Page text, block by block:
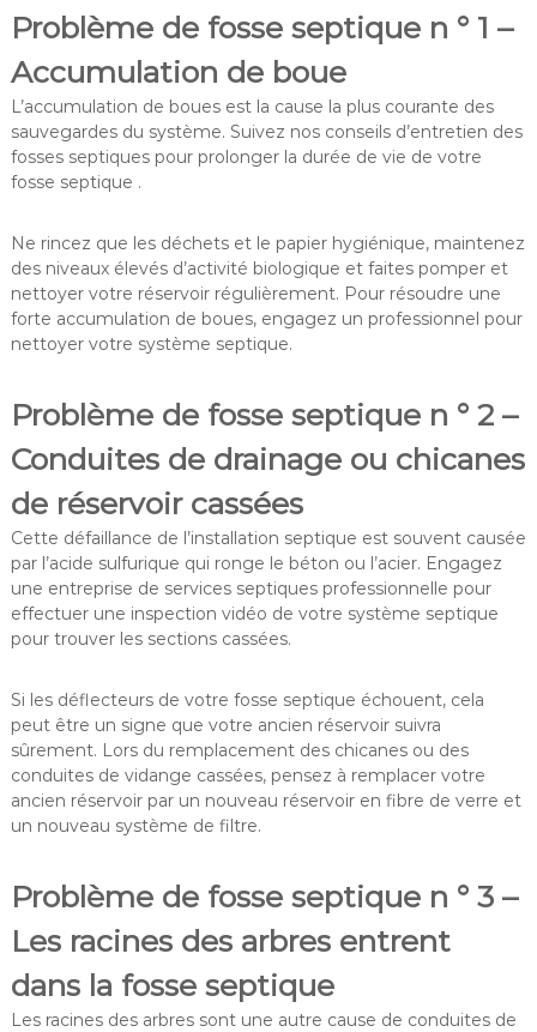
Problème de fosse septique n ° 1 –
Accumulation de boue
L’accumulation de boues est la cause la plus courante des
sauvegardes du système. Suivez nos conseils d’entretien des
fosses septiques pour prolonger la durée de vie de votre
fosse septique .
Ne rincez que les déchets et le papier hygiénique, maintenez
des niveaux élevés d’activité biologique et faites pomper et
nettoyer votre réservoir régulièrement. Pour résoudre une
forte accumulation de boues, engagez un professionnel pour
nettoyer votre système septique.
Problème de fosse septique n ° 2 –
Conduites de drainage ou chicanes
de réservoir cassées
Cette défaillance de l’installation septique est souvent causée
par l’acide sulfurique qui ronge le béton ou l’acier. Engagez
une entreprise de services septiques professionnelle pour
effectuer une inspection vidéo de votre système septique
pour trouver les sections cassées.
Si les déflecteurs de votre fosse septique échouent, cela
peut être un signe que votre ancien réservoir suivra
sûrement. Lors du remplacement des chicanes ou des
conduites de vidange cassées, pensez à remplacer votre
ancien réservoir par un nouveau réservoir en fibre de verre et
un nouveau système de filtre.
Problème de fosse septique n ° 3 –
Les racines des arbres entrent
dans la fosse septique
Les racines des arbres sont une autre cause de conduites de